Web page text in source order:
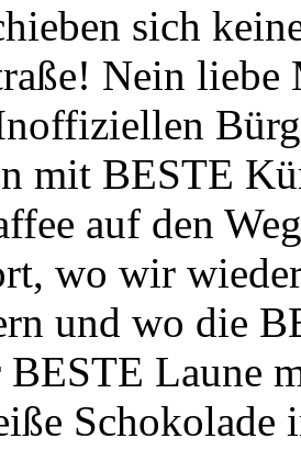
sich
Nein liebe
mit BESTE
auf den
wo wir
und wo die
Laune
Schokolade